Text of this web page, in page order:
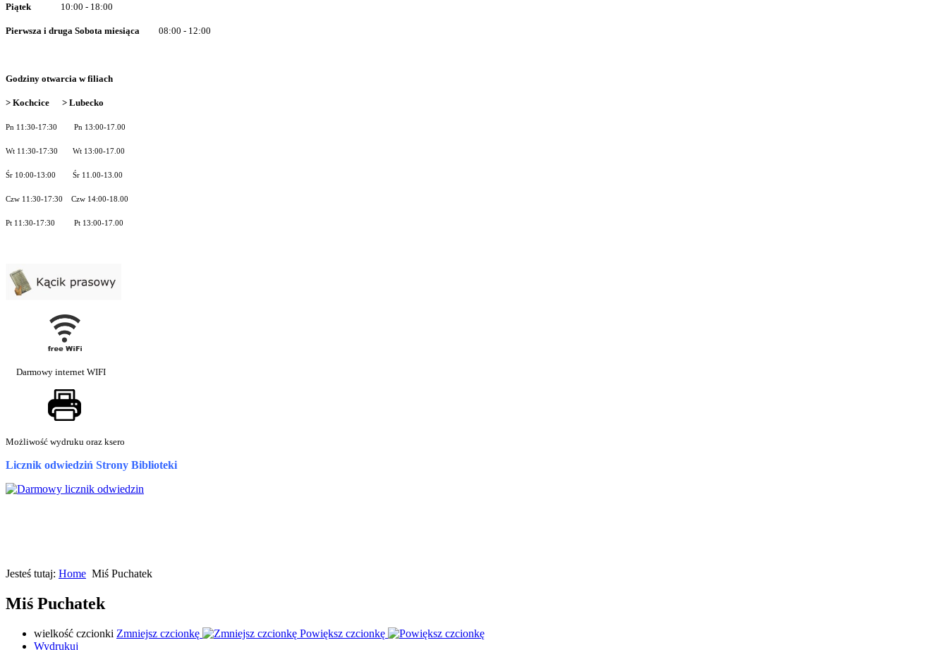
Piątek 10:00 - 18:00
Pierwsza i druga Sobota miesiąca 08:00 - 12:00
Godziny otwarcia w filiach
> Kochcice > Lubecko
Pn 11:30-17:30 Pn 13:00-17.00
Wt 11:30-17:30 Wt 13:00-17.00
Śr 10:00-13:00 Śr 11.00-13.00
Czw 11:30-17:30 Czw 14:00-18.00
Pt 11:30-17:30 Pt 13:00-17.00
Darmowy internet WIFI
Możliwość wydruku oraz ksero
Licznik odwiedziń Strony Biblioteki
Jesteś tutaj: Home Miś Puchatek
Miś Puchatek
wielkość czcionki Zmniejsz czcionkę
Powiększ czcionkę
Wydrukuj